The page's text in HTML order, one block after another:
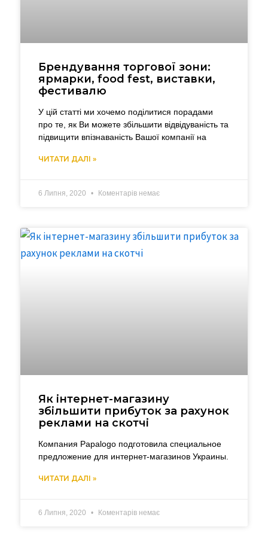
Брендування торгової зони:
ярмарки, food fest, виставки,
фестивалю
У цій статті ми хочемо поділитися порадами
про те, як Ви можете збільшити відвідуваність та
підвищити впізнаваність Вашої компанії на
ЧИТАТИ ДАЛІ »
6 Липня, 2020 Коментарів немає
Як інтернет-магазину
збільшити прибуток за рахунок
реклами на скотчі
Компания Papalogo подготовила специальное
предложение для интернет-магазинов Украины.
ЧИТАТИ ДАЛІ »
6 Липня, 2020 Коментарів немає